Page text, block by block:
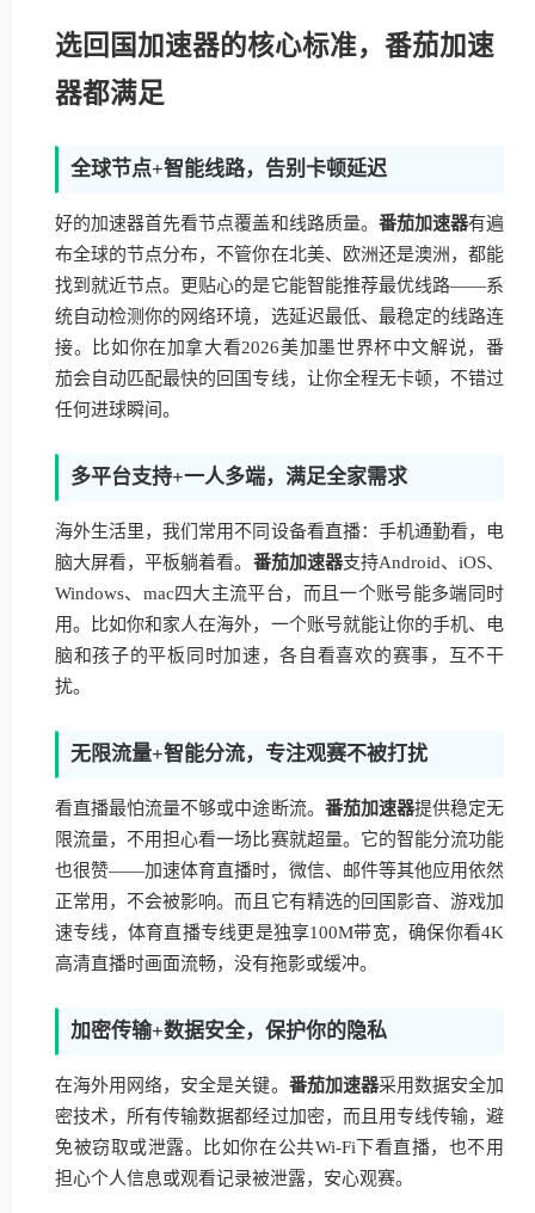
选回国加速器的核心标准，番茄加速
器都满足
全球节点+智能线路，告别卡顿延迟
好的加速器首先看节点覆盖和线路质量。 番茄加速器有遍
布全球的节点分布，不管你在北美、欧洲还是澳洲，都能
找到就近节点。更贴心的是它能智能推荐最优线路——系
统自动检测你的网络环境，选延迟最低、最稳定的线路连
接。比如你在加拿大看2026美加墨世界杯中文解说，番
茄会自动匹配最快的回国专线，让你全程无卡顿，不错过
任何进球瞬间。
多平台支持+一人多端，满足全家需求
海外生活里，我们常用不同设备看直播：手机通勤看，电
脑大屏看，平板躺着看。 番茄加速器支持Android、iOS、
Windows、mac四大主流平台，而且一个账号能多端同时
用。比如你和家人在海外，一个账号就能让你的手机、电
脑和孩子的平板同时加速，各自看喜欢的赛事，互不干
扰。
无限流量+智能分流，专注观赛不被打扰
看直播最怕流量不够或中途断流。 番茄加速器提供稳定无
限流量，不用担心看一场比赛就超量。它的智能分流功能
也很赞——加速体育直播时，微信、邮件等其他应用依然
正常用，不会被影响。而且它有精选的回国影音、游戏加
速专线，体育直播专线更是独享100M带宽，确保你看4K
高清直播时画面流畅，没有拖影或缓冲。
加密传输+数据安全，保护你的隐私
在海外用网络，安全是关键。 番茄加速器采用数据安全加
密技术，所有传输数据都经过加密，而且用专线传输，避
免被窃取或泄露。比如你在公共Wi-Fi下看直播，也不用
担心个人信息或观看记录被泄露，安心观赛。